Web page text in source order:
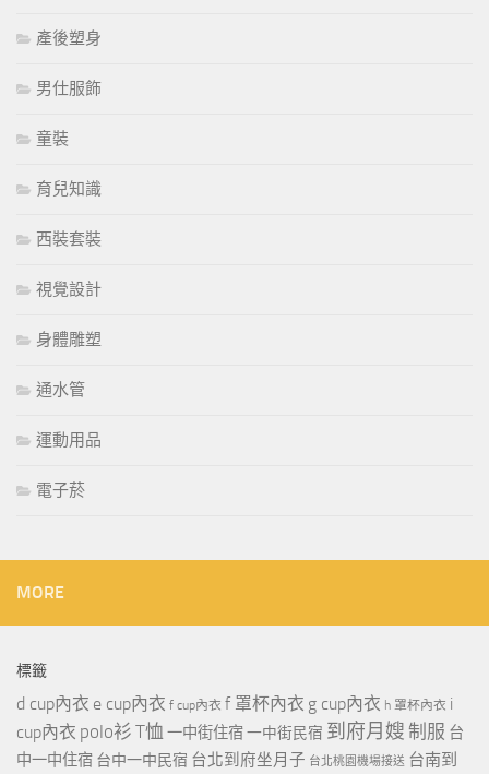
產後塑身
男仕服飾
童裝
育兒知識
西裝套裝
視覺設計
身體雕塑
通水管
運動用品
電子菸
MORE
標籤
d cup內衣 e cup內衣 f cup內衣 f 罩杯內衣 g cup內衣 h 罩杯內衣 i
cup內衣 polo衫 T恤 一中街住宿一中街民宿 到府月嫂 制服 台
中一中住宿 台中一中民宿 台北到府坐月子 台北桃園機場接送 台南到